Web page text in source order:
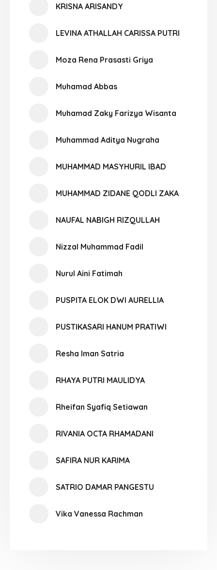
KRISNA ARISANDY
LEVINA ATHALLAH CARISSA PUTRI
Moza Rena Prasasti Griya
Muhamad Abbas
Muhamad Zaky Farizya Wisanta
Muhammad Aditya Nugraha
MUHAMMAD MASYHURIL IBAD
MUHAMMAD ZIDANE QODLI ZAKA
NAUFAL NABIGH RIZQULLAH
Nizzal Muhammad Fadil
Nurul Aini Fatimah
PUSPITA ELOK DWI AURELLIA
PUSTIKASARI HANUM PRATIWI
Resha Iman Satria
RHAYA PUTRI MAULIDYA
Rheifan Syafiq Setiawan
RIVANIA OCTA RHAMADANI
SAFIRA NUR KARIMA
SATRIO DAMAR PANGESTU
Vika Vanessa Rachman